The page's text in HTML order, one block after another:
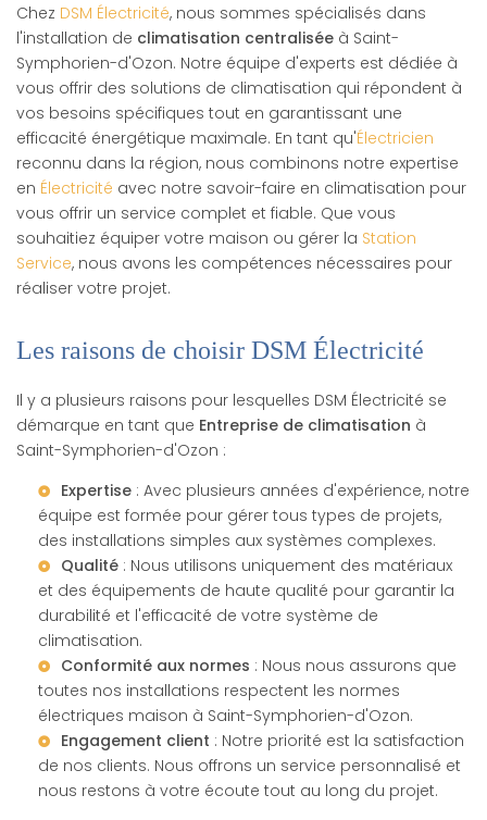
Chez DSM Électricité, nous sommes spécialisés dans
l'installation de climatisation centralisée à Saint-
Symphorien-d'Ozon. Notre équipe d'experts est dédiée à
vous offrir des solutions de climatisation qui répondent à
vos besoins spécifiques tout en garantissant une
efficacité énergétique maximale. En tant qu'Électricien
reconnu dans la région, nous combinons notre expertise
en Électricité avec notre savoir-faire en climatisation pour
vous offrir un service complet et fiable. Que vous
souhaitiez équiper votre maison ou gérer la Station
Service, nous avons les compétences nécessaires pour
réaliser votre projet.
Les raisons de choisir DSM Électricité
Il y a plusieurs raisons pour lesquelles DSM Électricité se
démarque en tant que Entreprise de climatisation à
Saint-Symphorien-d'Ozon :
Expertise : Avec plusieurs années d'expérience, notre
équipe est formée pour gérer tous types de projets,
des installations simples aux systèmes complexes.
Qualité : Nous utilisons uniquement des matériaux
et des équipements de haute qualité pour garantir la
durabilité et l'efficacité de votre système de
climatisation.
Conformité aux normes : Nous nous assurons que
toutes nos installations respectent les normes
électriques maison à Saint-Symphorien-d'Ozon.
Engagement client : Notre priorité est la satisfaction
de nos clients. Nous offrons un service personnalisé et
nous restons à votre écoute tout au long du projet.